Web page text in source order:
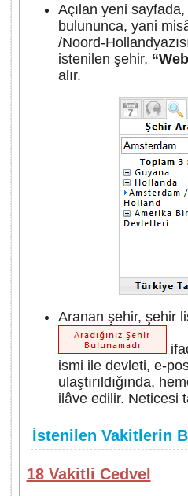
Açılan yeni
bulununca, yani
/Noord-
istenilen şehir,
alır.
Aranan şehir, şehir
ismi ile devleti, e-
ulaştırıldığında,
ilâve edilir. Neticesi
İstenilen Vakitlerin
18 Vakitli Cedvel